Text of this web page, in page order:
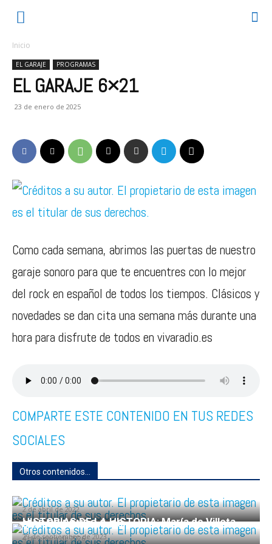
Inicio
EL GARAJE PROGRAMAS
EL GARAJE 6×21
23 de enero de 2025
Como cada semana, abrimos las puertas de nuestro
garaje sonoro para que te encuentres con lo mejor
del rock en español de todos los tiempos. Clásicos y
novedades se dan cita una semana más durante una
hora para disfrute de todos en vivaradio.es
COMPARTE ESTE CONTENIDO EN TUS REDES
SOCIALES
Otros contenidos...
2 de abril de 2022
HISTORIAS DE LA HISTORIA: María de Villota
29 de septiembre de 2023
MAR DE FONDO 9×18
4 de enero de 2026